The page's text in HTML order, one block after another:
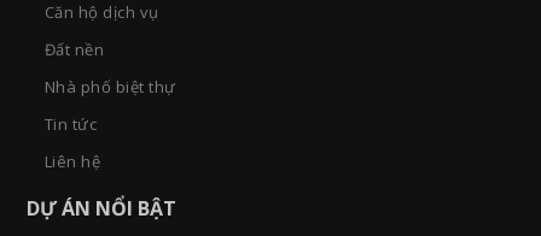
Căn hộ dịch vụ
Đất nền
Nhà phố biệt thự
Tin tức
Liên hệ
DỰ ÁN NỔI BẬT